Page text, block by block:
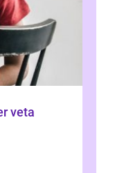
veta